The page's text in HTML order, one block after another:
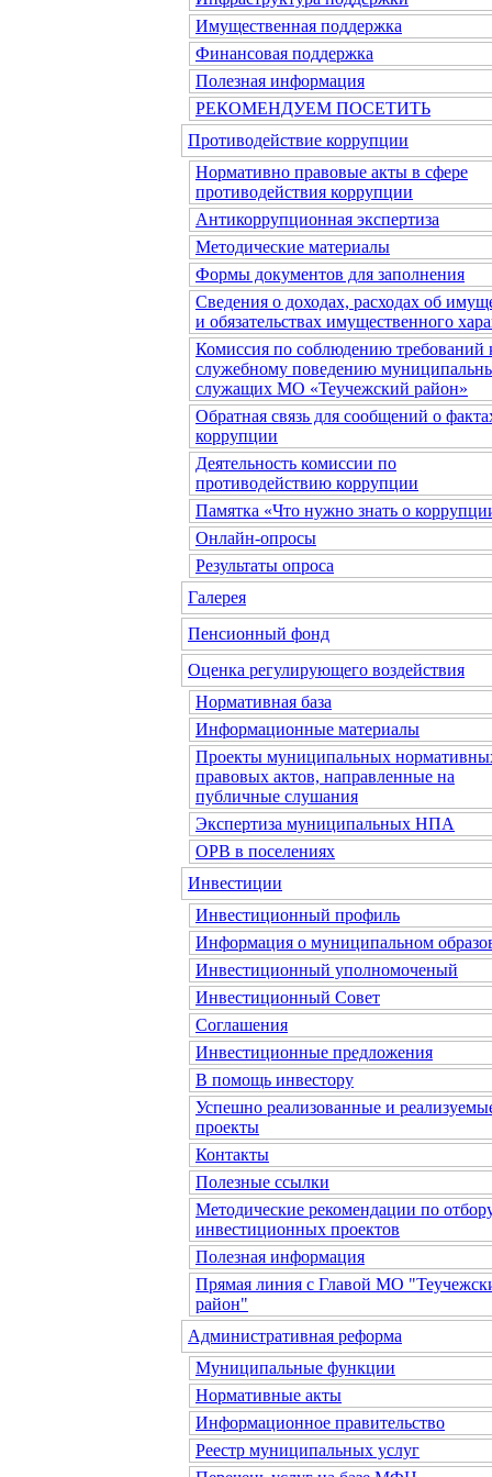
Имущественная поддержка
Финансовая поддержка
Полезная информация
РЕКОМЕНДУЕМ ПОСЕТИТЬ
Противодействие коррупции
Нормативно правовые акты в сфере
противодействия коррупции
Антикоррупционная экспертиза
Методические материалы
Формы документов для заполнения
Сведения о доходах, расходах об
и обязательствах имущественного
Комиссия по соблюдению требований
служебному поведению
служащих МО «Теучежский район»
Обратная связь для сообщений о
коррупции
Деятельность комиссии по
противодействию коррупции
Памятка «Что нужно знать о
Онлайн-опросы
Результаты опроса
Галерея
Пенсионный фонд
Оценка регулирующего воздействия
Нормативная база
Информационные материалы
Проекты муниципальных
правовых актов, направленные на
публичные слушания
Экспертиза муниципальных НПА
ОРВ в поселениях
Инвестиции
Инвестиционный профиль
Информация о муниципальном
Инвестиционный уполномоченый
Инвестиционный Совет
Соглашения
Инвестиционные предложения
В помощь инвестору
Успешно реализованные и
проекты
Контакты
Полезные ссылки
Методические рекомендации по
инвестиционных проектов
Полезная информация
Прямая линия с Главой МО
район"
Административная реформа
Муниципальные функции
Нормативные акты
Информационное правительство
Реестр муниципальных услуг